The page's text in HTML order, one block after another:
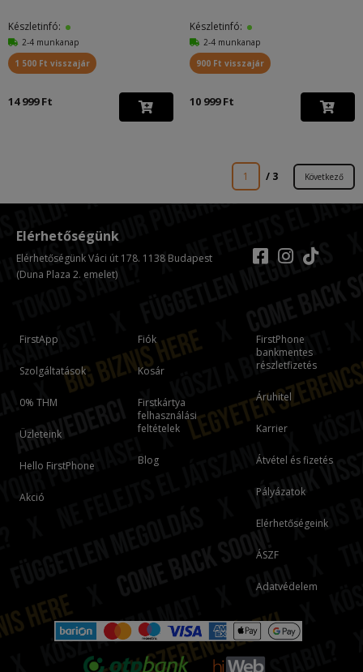
Készletinfó:
2-4 munkanap
1 500 Ft visszajár
14 999 Ft
Készletinfó:
2-4 munkanap
900 Ft visszajár
10 999 Ft
1 / 3 Következő
FirstApp
Szolgáltatások
0% THM
Üzleteink
Hello FirstPhone
Akció
Fiók
Kosár
Firstkártya
felhasználási
feltételek
Blog
FirstPhone
bankmentes
részletfizetés
Áruhitel
Karrier
Átvétel és fizetés
Pályázatok
Elérhetőségeink
ÁSZF
Adatvédelem
Elérhetőségünk
Elérhetőségünk Váci út 178. 1138 Budapest
(Duna Plaza 2. emelet)